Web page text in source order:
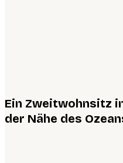
Ein Zweitwohnsitz
der Nähe des